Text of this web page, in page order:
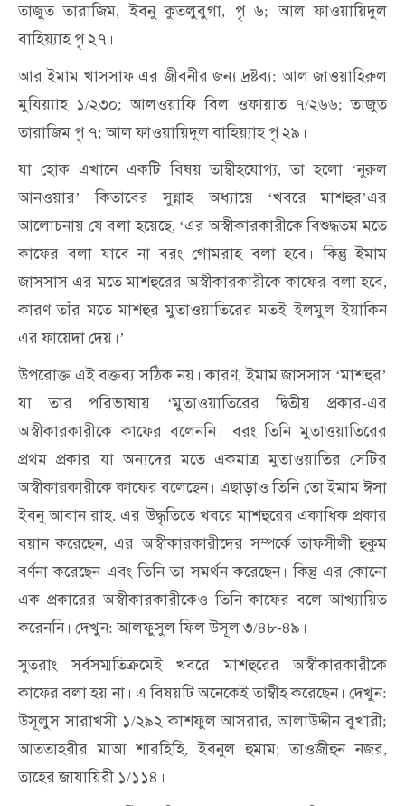
তাজুত তারাজিম,ইবনু কুতলুবুগা, পৃ ৬;আল ফাওয়ায়িদুল
বাহিয়্যাহপৃ২৭।
আর ইমাম খাসসাফ এর জীবনীর জন্য দ্রষ্টব্য:আল জাওয়াহিরুল
মুযিয়্যাহ ১/২৩০;আলওয়াফি বিল ওফায়াত ৭/২৬৬;তাজুত
তারাজিমপৃ ৭;আলফাওয়ায়িদুলবাহিয়্যাহপৃ২৯।
যা হোক এখানে একটি বিষয় তাম্বীহযোগ্য,তা হলো ‘নুরুল
আনওয়ার’কিতাবের সুন্নাহ অধ্যায়ে‘খবরে মাশহুর’এর
আলোচনায় যে বলা হয়েছে, ‘এর অস্বীকারকারীকে বিশুদ্ধতম মতে
কাফের বলা যাবে না বরং গোমরাহ বলা হবে। কিন্তু ইমাম
জাসসাস এর মতে মাশহুরের অস্বীকারকারীকে কাফের বলা হবে,
কারণ তাঁর মতে মাশহুর মুতাওয়াতিরের মতই ইলমুল ইয়াকিন
এরফায়েদাদেয়।’
উপরোক্ত এই বক্তব্য সঠিক নয়। কারণ,ইমাম জাসসাস ‘মাশহুর’
যা তার পরিভাষায় ‘মুতাওয়াতিরের দ্বিতীয় প্রকার-এর
অস্বীকারকারীকে কাফের বলেননি। বরং তিনি মুতাওয়াতিরের
প্রথম প্রকার যা অন্যদের মতে একমাত্র মুতাওয়াতির সেটির
অস্বীকারকারীকে কাফের বলেছেন। এছাড়াও তিনি তো ইমাম ঈসা
ইবনু আবান রাহ.এর উদ্ধৃতিতে খবরে মাশহুরের একাধিক প্রকার
বয়ান করেছেন,এর অস্বীকারকারীদের সম্পর্কে তাফসীলী হুকুম
বর্ণনা করেছেন এবং তিনি তা সমর্থন করেছেন। কিন্তু এর কোনো
এক প্রকারের অস্বীকারকারীকেও তিনি কাফের বলে আখ্যায়িত
করেননি। দেখুন:আলফুসুলফিলউসূল৩/৪৮-৪৯।
সুতরাং
সর্বসম্মতিক্রমেই খবরে মাশহুরের
অস্বীকারকারীকে
কাফেরবলা হয় না। এ বিষয়টি অনেকেইতাম্বীহকরেছেন। দেখুন:
উসূলুস সারাখসী ১/২৯২ কাশফুল আসরার,আলাউদ্দীন বুখারী;
আততাহরীর মাআ শারহিহি,ইবনুল হুমাম;তাওজীহুন নজর,
তাহেরজাযায়িরী ১/১১৪।